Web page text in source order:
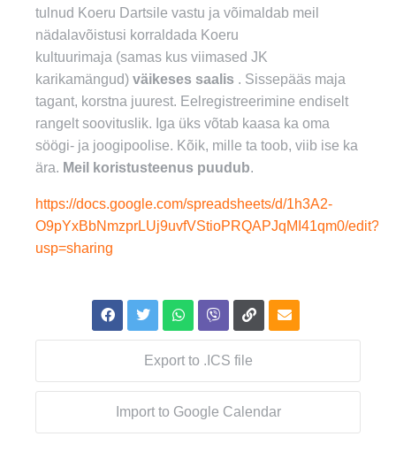
tulnud Koeru Dartsile vastu ja võimaldab meil
nädalavõistusi korraldada Koeru
kultuurimaja (samas kus viimased JK
karikamängud) väikeses saalis . Sissepääs maja
tagant, korstna juurest. Eelregistreerimine endiselt
rangelt soovituslik. Iga üks võtab kaasa ka oma
söögi- ja joogipoolise. Kõik, mille ta toob, viib ise ka
ära. Meil koristusteenus puudub.
https://docs.google.com/spreadsheets/d/1h3A2-
O9pYxBbNmzprLUj9uvfVStioPRQAPJqMI41qm0/edit?
usp=sharing
Export to .ICS file
Import to Google Calendar